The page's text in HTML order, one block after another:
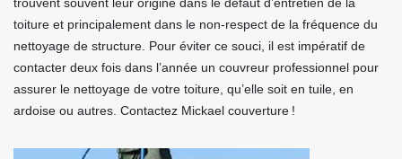
toiture et principalement dans le non-respect de la fréquence du
nettoyage de structure. Pour éviter ce souci, il est impératif de
contacter deux fois dans l’année un couvreur professionnel pour
assurer le nettoyage de votre toiture, qu’elle soit en tuile, en
ardoise ou autres. Contactez Mickael couverture !